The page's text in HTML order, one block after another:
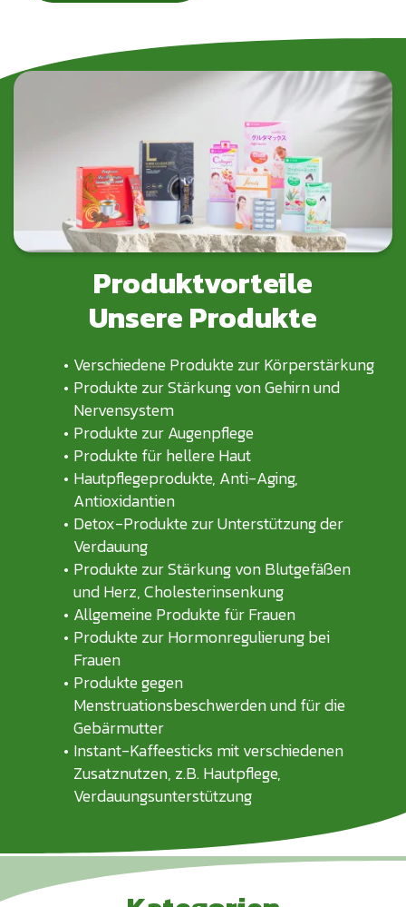
Produktvorteile
Unsere Produkte
Verschiedene Produkte zur Körperstärkung
Produkte zur Stärkung von Gehirn und
Nervensystem
Produkte zur Augenpflege
Produkte für hellere Haut
Hautpflegeprodukte, Anti-Aging,
Antioxidantien
Detox-Produkte zur Unterstützung der
Verdauung
Produkte zur Stärkung von Blutgefäßen
und Herz, Cholesterinsenkung
Allgemeine Produkte für Frauen
Produkte zur Hormonregulierung bei
Frauen
Produkte gegen
Menstruationsbeschwerden und für die
Gebärmutter
Instant-Kaffeesticks mit verschiedenen
Zusatznutzen, z.B. Hautpflege,
Verdauungsunterstützung